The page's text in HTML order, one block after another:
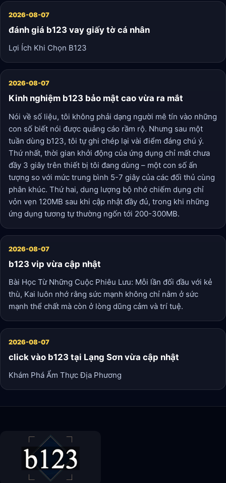
2026-08-07
đánh giá b123 vay giấy tờ cá nhân
Lợi Ích Khi Chọn B123
2026-08-07
Kinh nghiệm b123 bảo mật cao vừa ra mắt
Nói về số liệu, tôi không phải dạng người mê tín vào những
con số biết nói được quảng cáo rầm rộ. Nhưng sau một
tuần dùng b123, tôi tự ghi chép lại vài điểm đáng chú ý.
Thứ nhất, thời gian khởi động của ứng dụng chỉ mất chưa
đầy 3 giây trên thiết bị tôi đang dùng – một con số ấn
tượng so với mức trung bình 5-7 giây của các đối thủ cùng
phân khúc. Thứ hai, dung lượng bộ nhớ chiếm dụng chỉ
vỏn vẹn 120MB sau khi cập nhật đầy đủ, trong khi những
ứng dụng tương tự thường ngốn tới 200-300MB.
2026-08-07
b123 vip vừa cập nhật
Bài Học Từ Những Cuộc Phiêu Lưu: Mỗi lần đối đầu với kẻ
thù, Kai luôn nhớ rằng sức mạnh không chỉ nằm ở sức
mạnh thể chất mà còn ở lòng dũng cảm và trí tuệ.
2026-08-07
click vào b123 tại Lạng Sơn vừa cập nhật
Khám Phá Ẩm Thực Địa Phương